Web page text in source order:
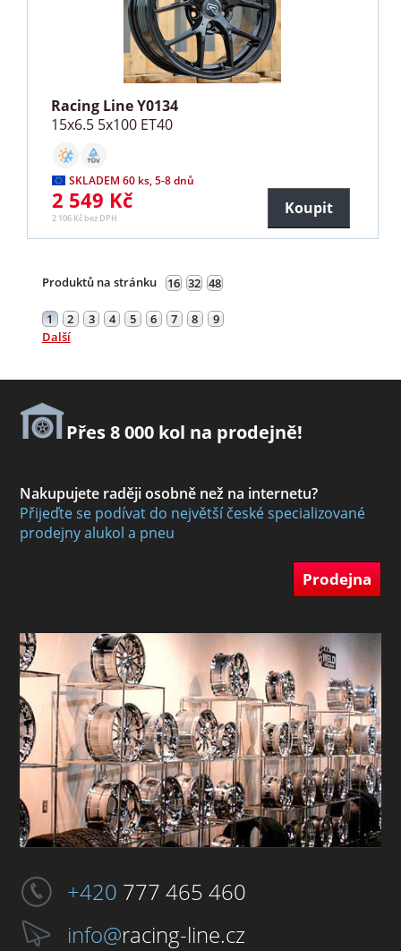
Racing Line Y0134
15x6.5 5x100 ET40
SKLADEM 60 ks, 5-8 dnů
2 549 Kč
2 106 Kč bez DPH
Koupit
Produktů na stránku 16 32 48
1 2 3 4 5 6 7 8
9
Další
Přes 8 000 kol na prodejně!
Nakupujete raději osobně než na internetu?
Přijeďte se podívat do největší české specializované
prodejny alukol a pneu
Prodejna
+420 777 465 460
info@racing-line.cz